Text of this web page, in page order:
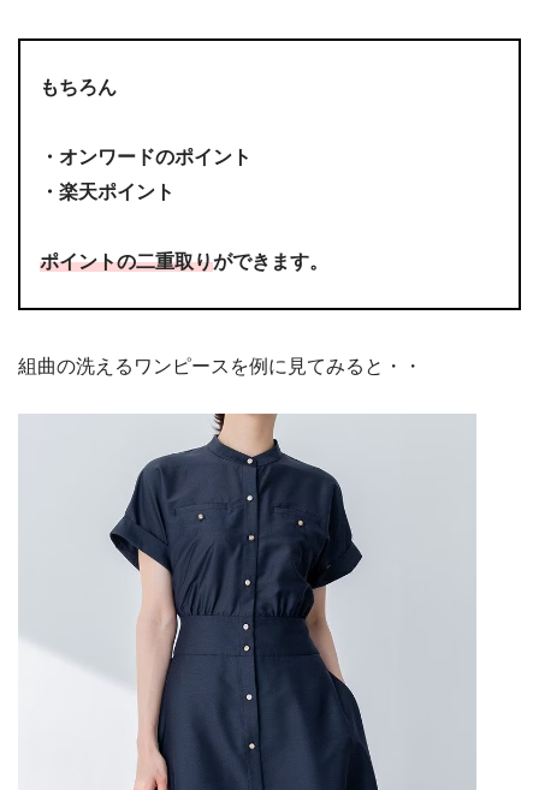
もちろん
・オンワードのポイント
・楽天ポイント
ポイントの二重取りができます。
組曲の洗えるワンピースを例に見てみると・・